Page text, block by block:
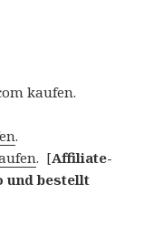
kaufen.
.
. [Affiliate-
und bestellt